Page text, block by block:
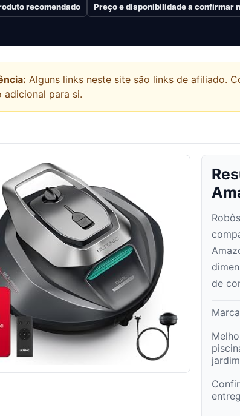
recomendado Preço e disponibilidade a confirmar
Alguns links neste site são links de afiliado.
adicional para si.
de
jardim